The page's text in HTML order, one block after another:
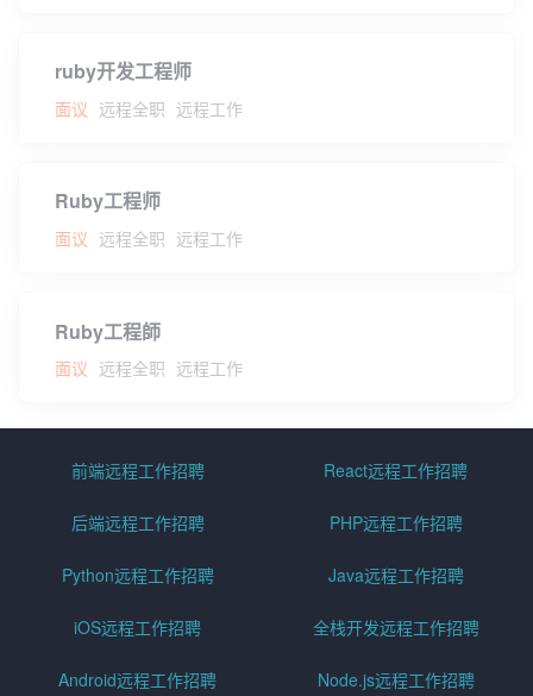
ruby开发工程师
面议 远程全职 远程工作
Ruby工程师
面议 远程全职 远程工作
Ruby工程師
面议 远程全职 远程工作
前端远程工作招聘 React远程工作招聘
后端远程工作招聘 PHP远程工作招聘
Python远程工作招聘 Java远程工作招聘
iOS远程工作招聘 全栈开发远程工作招聘
Android远程工作招聘 Node.js远程工作招聘